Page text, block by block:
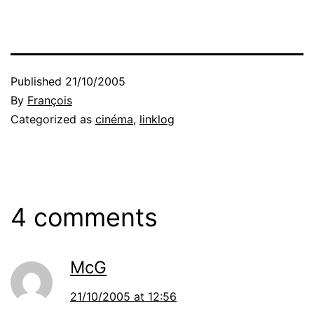
Published 21/10/2005
By François
Categorized as cinéma, linklog
4 comments
McG
21/10/2005 at 12:56